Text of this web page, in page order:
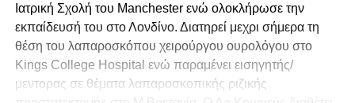
Ιατρική Σχολή του Manchester ενώ ολοκλήρωσε την
εκπαίδευσή του στο Λονδίνο. Διατηρεί μεχρι σήμερα τη
θέση του λαπαροσκόπου χειρούργου ουρολόγου στο
Kings College Hospital ενώ παραμένει εισηγητής/
μεντορας σε θέματα λαπαροσκοπικής ριζικής